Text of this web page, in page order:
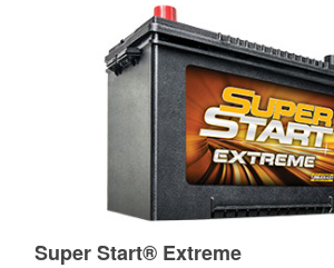
Super Start® Extreme